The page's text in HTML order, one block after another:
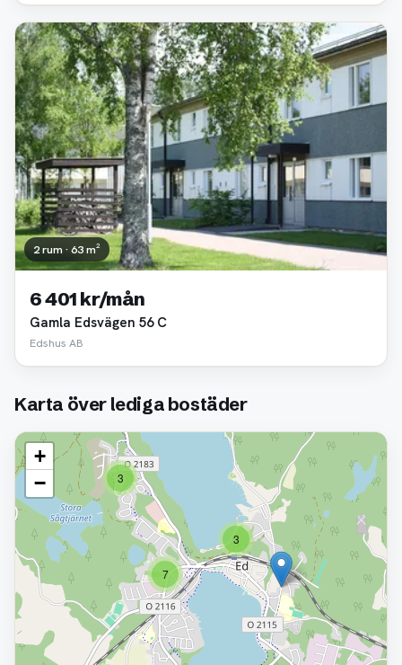
2 rum · 63 m²
6 401 kr/mån
Gamla Edsvägen 56 C
Edshus AB
Karta över lediga bostäder
3
7
3
+
−